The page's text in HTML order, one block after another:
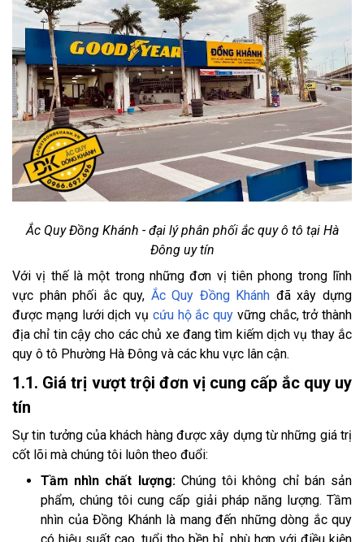
Ắc Quy Đồng Khánh - đại lý phân phối ắc quy ô tô tại Hà
Đông uy tín
Với vị thế là một trong những đơn vị tiên phong trong lĩnh
vực phân phối ắc quy, Ắc Quy Đồng Khánh đã xây dựng
được mạng lưới dịch vụ cứu hộ ắc quy vững chắc, trở thành
địa chỉ tin cậy cho các chủ xe đang tìm kiếm dịch vụ thay ắc
quy ô tô Phường Hà Đông và các khu vực lân cận.
1.1. Giá trị vượt trội đơn vị cung cấp ắc quy uy
tín
Sự tin tưởng của khách hàng được xây dựng từ những giá trị
cốt lõi mà chúng tôi luôn theo đuổi:
Tầm nhìn chất lượng:Chúng tôi không chỉ bán sản
phẩm, chúng tôi cung cấp giải pháp năng lượng. Tầm
nhìn của Đồng Khánh là mang đến những dòng ắc quy